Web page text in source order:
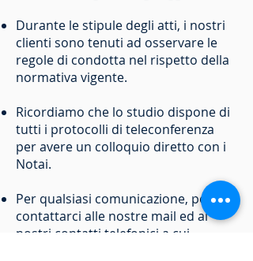
Durante le stipule degli atti, i nostri
clienti sono tenuti ad osservare le
regole di condotta nel rispetto della
normativa vigente.
Ricordiamo che lo studio dispone di
tutti i protocolli di teleconferenza
per avere un colloquio diretto con i
Notai.
Per qualsiasi comunicazione, potete
contattarci alle nostre mail ed ai
nostri contatti telefonici a cui